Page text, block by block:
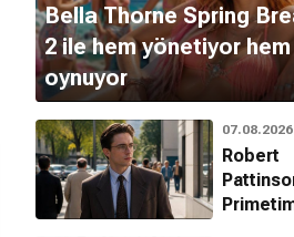
Bella Thorne Spring
2 ile hem yönetiyor hem
oynuyor
07.08.2026
Robert